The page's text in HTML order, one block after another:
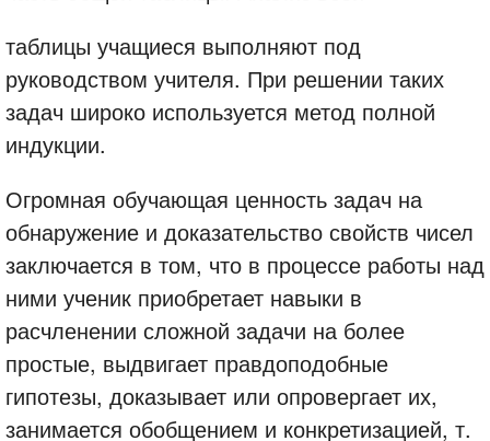
таблицы учащиеся выполняют под
руководством учителя. При решении таких
задач широко используется метод полной
индукции.
Огромная обучающая ценность задач на
обнаружение и доказательство свойств чисел
заключается в том, что в процессе работы над
ними ученик приобретает навыки в
расчленении сложной задачи на более
простые, выдвигает правдоподобные
гипотезы, доказывает или опровергает их,
занимается обобщением и конкретизацией, т.